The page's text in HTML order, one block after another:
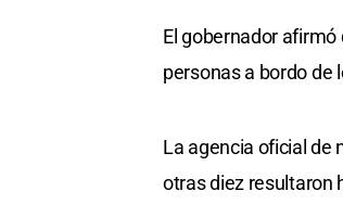
El gobernador
personas a bordo de
La agencia oficial de
otras diez resultaron